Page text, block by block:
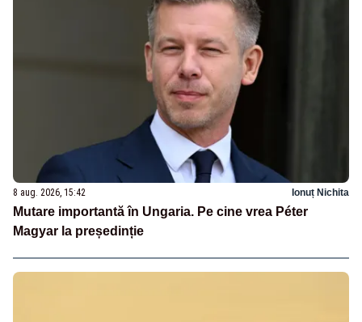
8 aug. 2026, 15:42 Ionuț Nichita
Mutare importantă în Ungaria. Pe cine vrea Péter
Magyar la președinție